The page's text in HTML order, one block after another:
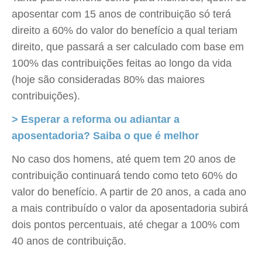
aposentar com 15 anos de contribuição só terá
direito a 60% do valor do benefício a qual teriam
direito, que passará a ser calculado com base em
100% das contribuições feitas ao longo da vida
(hoje são consideradas 80% das maiores
contribuições).
> Esperar a reforma ou adiantar a
aposentadoria? Saiba o que é melhor
No caso dos homens, até quem tem 20 anos de
contribuição continuará tendo como teto 60% do
valor do benefício. A partir de 20 anos, a cada ano
a mais contribuído o valor da aposentadoria subirá
dois pontos percentuais, até chegar a 100% com
40 anos de contribuição.